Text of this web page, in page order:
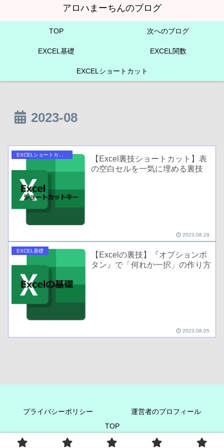
アロハまーちんのブログ
TOP 次へのブログ
EXCEL基礎 EXCEL関数
EXCELショートカット
2023-08
EXCELショートカット
【Excel裏技ショートカット】表
の空白セルを一気に埋める裏技
2023.08.29
EXCEL基礎
【Excelの裏技】『オプションボ
タン』で「何れか一択」の作り方
2023.08.05
プライバシーポリシー
運営者のプロフィール
TOP
Copyright © 2022 アロハまーちんのブログ All Rights Reserved.